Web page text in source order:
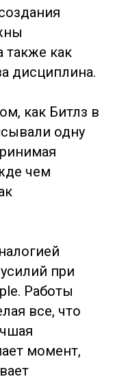
также как
дисциплина.
как Битлз в
одну
чем
при
Работы
все, что
момент,